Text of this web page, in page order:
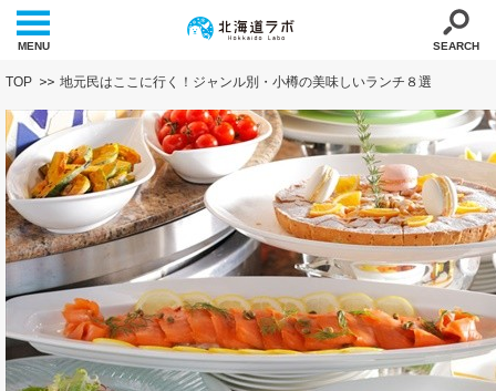
MENU SEARCH
TOP 地元民はここに行く！ジャンル別・小樽の美味しいランチ８選